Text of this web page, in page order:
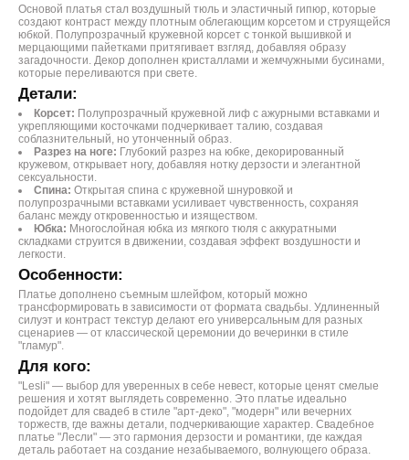
Основой платья стал воздушный тюль и эластичный гипюр, которые
создают контраст между плотным облегающим корсетом и струящейся
юбкой. Полупрозрачный кружевной корсет с тонкой вышивкой и
мерцающими пайетками притягивает взгляд, добавляя образу
загадочности. Декор дополнен кристаллами и жемчужными бусинами,
которые переливаются при свете.
Детали:
Корсет: Полупрозрачный кружевной лиф с ажурными вставками и
укрепляющими косточками подчеркивает талию, создавая
соблазнительный, но утонченный образ.
Разрез на ноге: Глубокий разрез на юбке, декорированный
кружевом, открывает ногу, добавляя нотку дерзости и элегантной
сексуальности.
Спина: Открытая спина с кружевной шнуровкой и
полупрозрачными вставками усиливает чувственность, сохраняя
баланс между откровенностью и изяществом.
Юбка: Многослойная юбка из мягкого тюля с аккуратными
складками струится в движении, создавая эффект воздушности и
легкости.
Особенности:
Платье дополнено съемным шлейфом, который можно
трансформировать в зависимости от формата свадьбы. Удлиненный
силуэт и контраст текстур делают его универсальным для разных
сценариев — от классической церемонии до вечеринки в стиле
"гламур".
Для кого:
"Lesli" — выбор для уверенных в себе невест, которые ценят смелые
решения и хотят выглядеть современно. Это платье идеально
подойдет для свадеб в стиле "арт-деко", "модерн" или вечерних
торжеств, где важны детали, подчеркивающие характер. Свадебное
платье "Лесли" — это гармония дерзости и романтики, где каждая
деталь работает на создание незабываемого, волнующего образа.